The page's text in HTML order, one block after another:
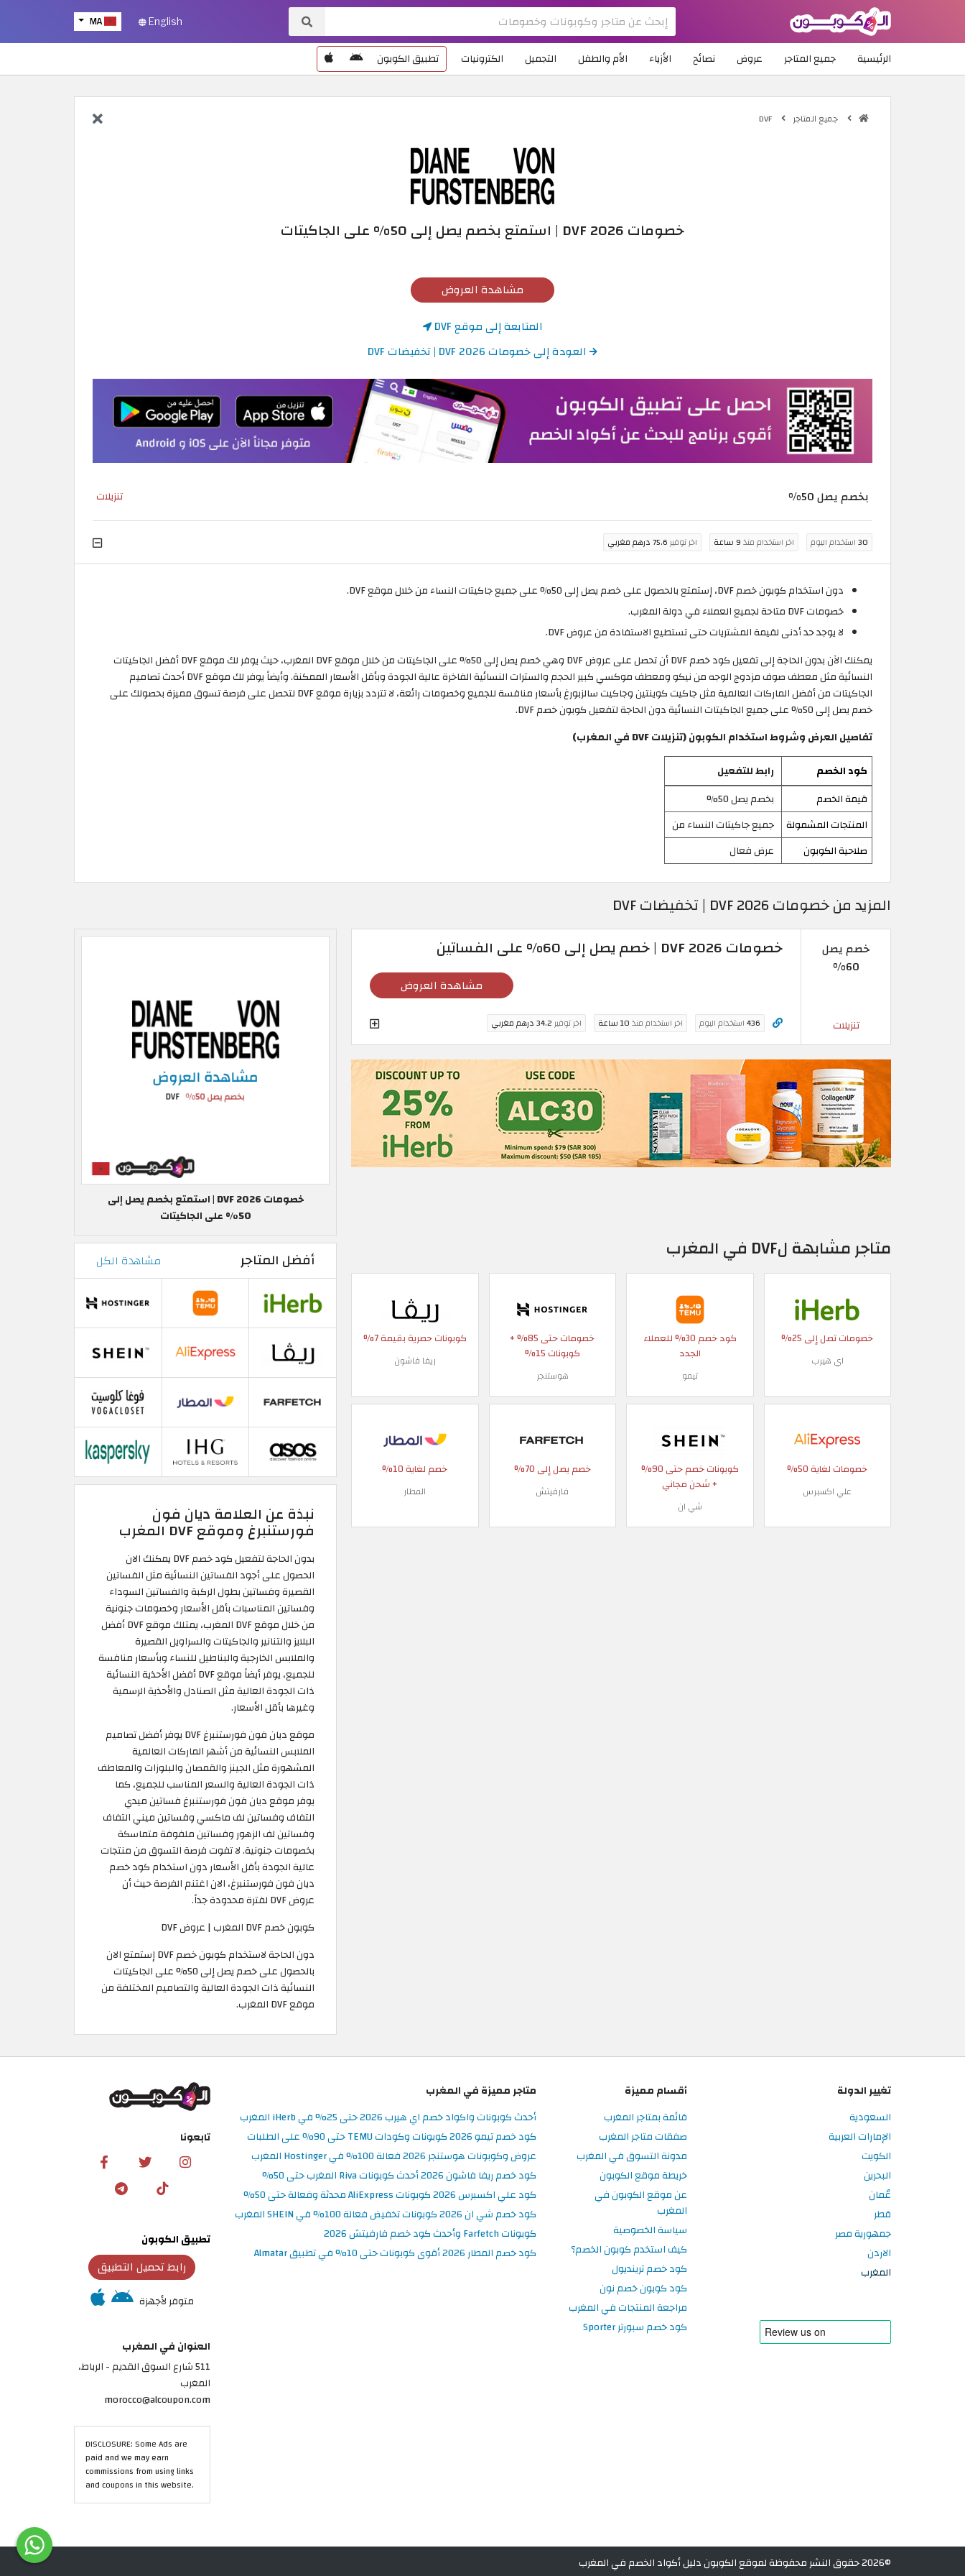
MA English
الرئيسية جميع المتاجر عروض نصائح الأزياء الأم والطفل التجميل الكترونيات تطبيق الكوبون
جميع المتاجر
خصومات DVF 2026 | استمتع بخصم يصل إلى 50% على الجاكيتات
مشاهدة العروض
المتابعة إلى موقع DVF
العودة إلى خصومات DVF 2026 | تخفيضات DVF
بخصم يصل 50% تنزيلات
30استخدام اليوم اخر استخدام منذ9 ساعة اخر توفير75.6 درهم مغربي
دون استخدام كوبون خصم DVF، إستمتع بالحصول على خصم يصل إلى 50% على جميع جاكيتات النساء من خلال موقع DVF.
خصومات DVF متاحة لجميع العملاء في دولة المغرب.
لا يوجد حد أدنى لقيمة المشتريات حتى تستطيع الاستفادة من عروض DVF.
يمكنك الآن بدون الحاجة إلى تفعيل كود خصم DVF أن تحصل على عروض DVF وهي خصم يصل إلى 50% على الجاكيتات من خلال موقع DVF المغرب، حيث يوفر لك موقع DVF أفضل الجاكيتات
النسائية مثل معطف صوف مزدوج الوجه من نيكو ومعطف موكسي كبير الحجم والسترات النسائية الفاخرة عالية الجودة وبأقل الأسعار الممكنة. وأيضاً يوفر لك موقع DVF أحدث تصاميم
الجاكيتات من أفضل الماركات العالمية مثل جاكيت كوينتين وجاكيت سالزبورغ بأسعار منافسة للجميع وخصومات رائعة، لا تتردد بزيارة موقع DVF لتحصل على فرصة تسوق مميزة بحصولك على
خصم يصل إلى 50% على جميع الجاكيتات النسائية دون الحاجة لتفعيل كوبون خصم DVF.
تفاصيل العرض وشروط استخدام الكوبون (تنزيلات DVF في المغرب)
كود الخصم
رابط للتفعيل
قيمة الخصم
بخصم يصل 50%
المنتجات المشمولة
جميع جاكيتات النساء من
صلاحية الكوبون
عرض فعال
المزيد من خصومات DVF 2026 | تخفيضات DVF
خصم يصل
60%
تنزيلات
خصومات DVF 2026 | خصم يصل إلى 60% على الفساتين
مشاهدة العروض
436استخدام اليوم اخر استخدام منذ10 ساعة اخر توفير34.2 درهم مغربي
متاجر مشابهة لDVF في المغرب
خصومات تصل إلى 25%
اي هيرب
كود خصم 30% للعملاء
الجدد
تيمو
خصومات حتى 85% +
كوبونات 15%
هوستنجر
كوبونات حصرية بقيمة 7%
ريفا فاشون
خصومات لغاية 50%
علي اكسبرس
كوبونات خصم حتى 90%
+ شحن مجاني
شي ان
خصم يصل إلى 70%
فارفيتش
خصم لغاية 10%
المطار
خصومات DVF 2026 | استمتع بخصم يصل إلى
50% على الجاكيتات
أفضل المتاجر مشاهدة الكل
نبذة عن العلامة ديان فون
فورستنبرغ وموقع DVF المغرب
بدون الحاجة لتفعيل كود خصم DVF يمكنك الان
الحصول على أجود الفساتين النسائية مثل الفساتين
القصيرة وفساتين بطول الركبة والفساتين السوداء
وفساتين المناسبات بأقل الأسعار وخصومات جنونية
من خلال موقع DVF المغرب، يمتلك موقع DVF أفضل
البلايز والتنانير والجاكيتات والسراويل القصيرة
والملابس الخارجية والبناطيل للنساء وبأسعار منافسة
للجميع، يوفر أيضاً موقع DVF أفضل الأحذية النسائية
ذات الجودة العالية مثل الصنادل والأحذية الرسمية
وغيرها بأقل الأسعار.
موقع ديان فون فورستنبرغ DVF يوفر أفضل تصاميم
الملابس النسائية من أشهر الماركات العالمية
المشهورة مثل الجينز والقمصان والبلوزات والمعاطف
ذات الجودة العالية والسعر المناسب للجميع، كما
يوفر موقع ديان فون فورستنبرغ فساتين ميدي
التفاف وفساتين لف ماكسي وفساتين ميني التفاف
وفساتين لف الزهور وفساتين ملفوفة متماسكة
بخصومات جنونية. لا تفوت فرصة التسوق من منتجات
عالية الجودة بأقل الأسعار دون استخدام كود خصم
ديان فون فورستنبرغ، الان اغتنم الفرصة حيث أن
عروض DVF لفترة محدودة جداً. ​
كوبون خصم DVF المغرب | عروض DVF
دون الحاجة لاستخدام كوبون خصم DVF إستمتع الان
بالحصول على خصم يصل إلى 50% على الجاكيتات
النسائية ذات الجودة العالية والتصاميم المختلفة من
موقع DVF المغرب.
تغيير الدولة
السعودية
الإمارات العربية
الكويت
البحرين
عُمان
قطر
جمهورية مصر
الاردن
المغرب
أقسام مميزة
قائمة بمتاجر المغرب
صفقات متاجر المغرب
مدونة التسوق في المغرب
خريطة موقع الكوبون
عن موقع الكوبون في
المغرب
سياسة الخصوصية
كيف استخدم كوبون الخصم؟
كود خصم ترينديول
كود كوبون خصم نون
مراجعة المنتجات في المغرب
كود خصم سبورتر Sporter
متاجر مميزة في المغرب
أحدث كوبونات واكواد خصم اي هيرب 2026 حتى 25% في iHerb المغرب
كود خصم تيمو 2026 كوبونات وكودات TEMU حتى 90% على الطلبات
عروض وكوبونات هوستنجر 2026 فعالة 100% في Hostinger المغرب
كود خصم ريفا فاشون 2026 أحدث كوبونات Riva المغرب حتى 50%
كود علي اكسبرس 2026 كوبونات AliExpress محدثة وفعالة حتى 50%
كود خصم شي ان 2026 كوبونات تخفيض فعالة 100% في SHEIN المغرب
كوبونات Farfetch وأحدث كود خصم فارفيتش 2026
كود خصم المطار 2026 أقوى كوبونات حتى 10% في تطبيق Almatar
تابعونا
تطبيق الكوبون
رابط تحميل التطبيق
متوفر لأجهزة
العنوان في المغرب
511 شارع السوق القديم - الرباط،
المغرب
morocco@alcoupon.com
DISCLOSURE: Some Ads are
paid and we may earn
commissions from using links
and coupons in this website.
©2026 حقوق النشر محفوظة لموقع الكوبون دليل أكواد الخصم في المغرب